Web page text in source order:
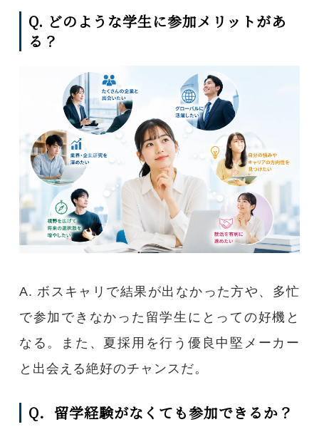
Q. どのような学生に参加メリットがあ
る？
A. ボスキャリで結果が出なかった方や、多忙
で参加できなかった留学生にとっての好機と
なる。また、夏採用を行う優良中堅メーカー
と出会える絶好のチャンスだ。
Q．留学経験がなくても参加できるか？